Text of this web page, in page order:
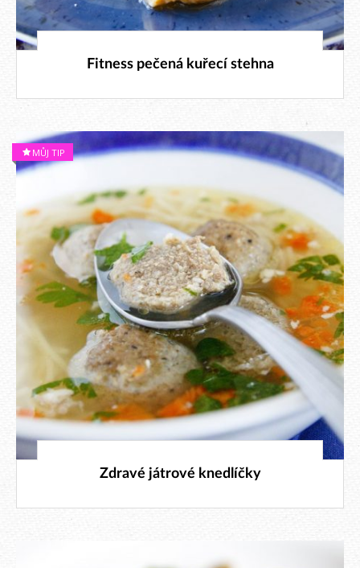
28. 3. 2019
Fitness pečená kuřecí stehna
MŮJ TIP
14. 3. 2019
Zdravé játrové knedlíčky